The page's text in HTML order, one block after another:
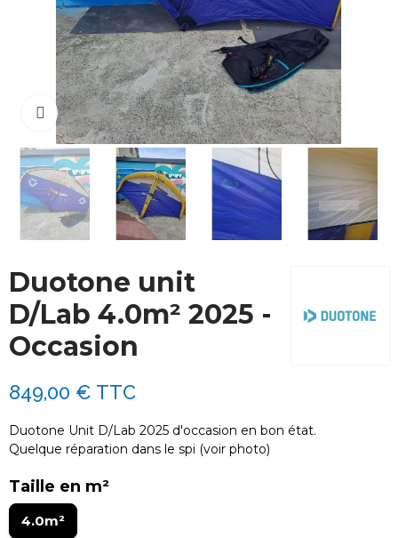
Cliquez pour agrandir
Duotone unit
D/Lab 4.0m² 2025 -
Occasion
849,00 € TTC
Duotone Unit D/Lab 2025 d'occasion en bon état.
Quelque réparation dans le spi (voir photo)
Taille en m²
4.0m²